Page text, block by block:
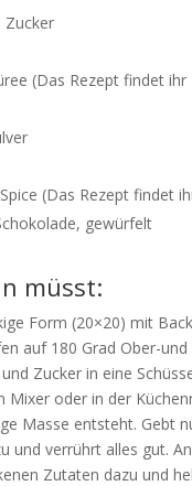
Zucker
(Das Rezept findet ihr
(Das Rezept findet
gewürfelt
müsst:
Form (20×20) mit
auf 180 Grad Ober-
Zucker in eine
Mixer oder in der
Masse entsteht. Gebt
und verrührt alles gut.
Zutaten dazu und